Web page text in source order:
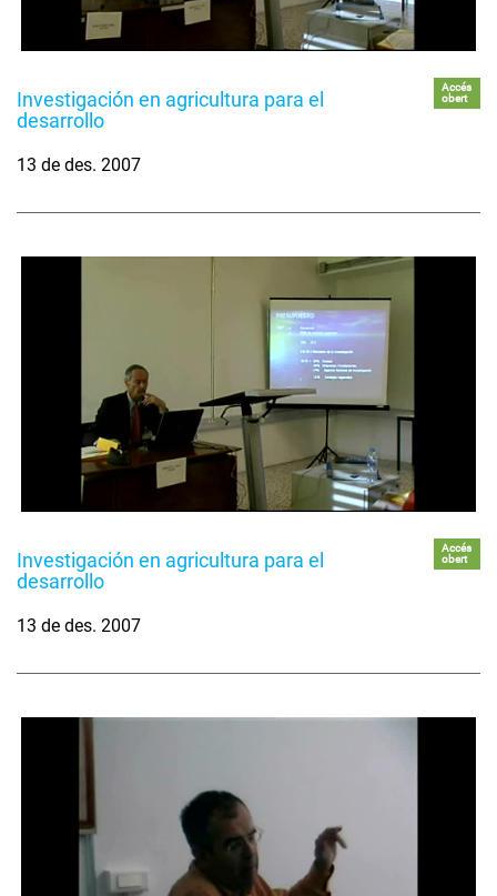
Investigación en agricultura para el
desarrollo
Accés
obert
13 de des. 2007
Investigación en agricultura para el
desarrollo
Accés
obert
13 de des. 2007